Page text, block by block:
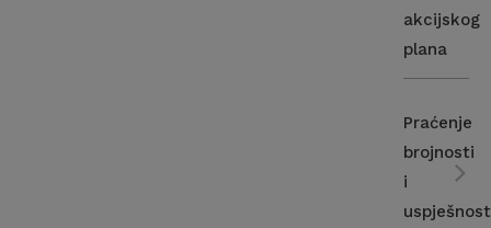
akcijskog
plana
Praćenje
brojnosti
i